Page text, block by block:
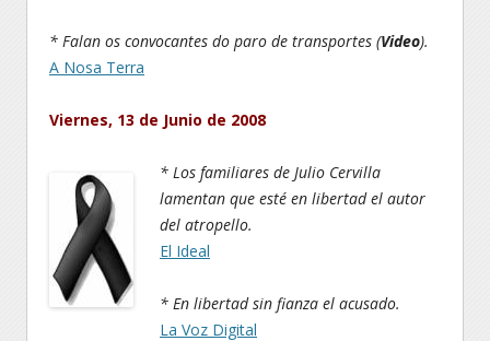
* Falan os convocantes do paro de transportes (Video).
A Nosa Terra
Viernes, 13 de Junio de 2008
* Los familiares de Julio Cervilla
lamentan que esté en libertad el autor
del atropello.
El Ideal
* En libertad sin fianza el acusado.
La Voz Digital